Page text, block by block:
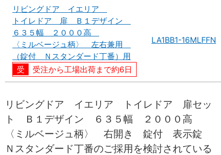
リビングドア イエリア
トイレドア 扉 Ｂ１デザイン
６３５幅 ２０００高
〈ミルベージュ柄〉 左右兼用
（錠付 Ｎスタンダード丁番）用
受注から工場出荷まで約6日
LA1BB1-16MLFFN
リビングドア イエリア トイレドア 扉セッ
ト Ｂ１デザイン ６３５幅 ２０００高
〈ミルベージュ柄〉 右開き 錠付 表示錠
Ｎスタンダード丁番のご採用を検討されている